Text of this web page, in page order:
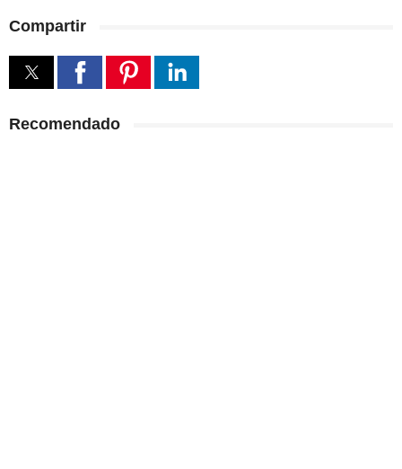
Compartir
Recomendado